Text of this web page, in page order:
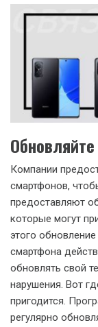
Компании
смартфонов,
предоставляют
которые могут
этого
смартфона
обновлять свой
нарушения. Вот
пригодится.
регулярно